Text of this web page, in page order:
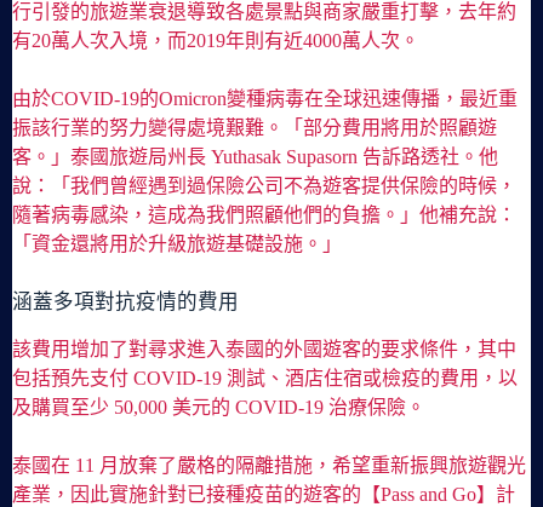
行引發的旅遊業衰退導致各處景點與商家嚴重打擊，去年約
有20萬人次入境，而2019年則有近4000萬人次。
由於COVID-19的Omicron變種病毒在全球迅速傳播，最近重
振該行業的努力變得處境艱難。「部分費用將用於照顧遊
客。」泰國旅遊局州長 Yuthasak Supasorn 告訴路透社。他
說：「我們曾經遇到過保險公司不為遊客提供保險的時候，
隨著病毒感染，這成為我們照顧他們的負擔。」他補充說：
「資金還將用於升級旅遊基礎設施。」
涵蓋多項對抗疫情的費用
該費用增加了對尋求進入泰國的外國遊客的要求條件，其中
包括預先支付 COVID-19 測試、酒店住宿或檢疫的費用，以
及購買至少 50,000 美元的 COVID-19 治療保險。
泰國在 11 月放棄了嚴格的隔離措施，希望重新振興旅遊觀光
產業，因此實施針對已接種疫苗的遊客的【Pass and Go】計